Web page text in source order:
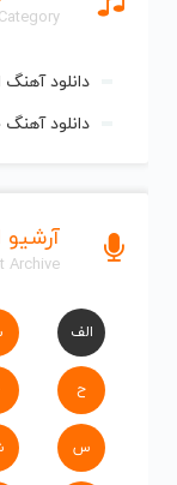
دانلود آهنگ
دانلود
آرشیو
Archive
الف
ح
س